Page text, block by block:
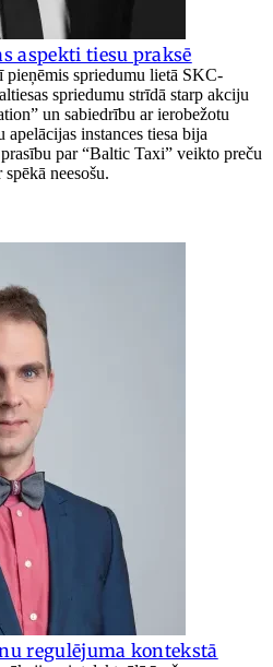
aspekti tiesu praksē
pieņēmis spriedumu lietā SKC-
spriedumu strīdā starp akciju
un sabiedrību ar ierobežotu
instances tiesa bija
par “Baltic Taxi” veikto preču
neesošu.
regulējuma kontekstā